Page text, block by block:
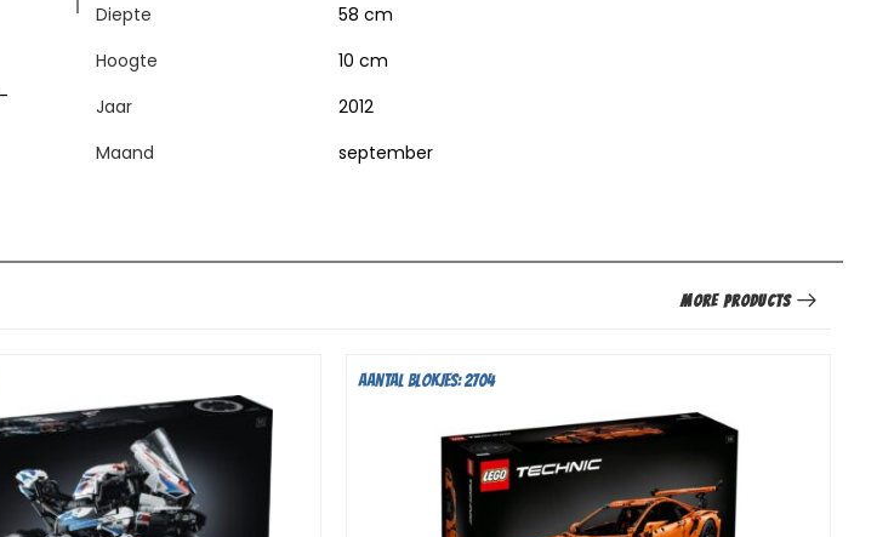
Diepte
58 cm
Hoogte
10 cm
Jaar
2012
Maand
september
More Products
Aantal blokjes: 2704